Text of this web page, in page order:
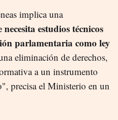
implica una
necesita estudios técnicos
parlamentaria como ley
eliminación de derechos,
a un instrumento
precisa el Ministerio en un